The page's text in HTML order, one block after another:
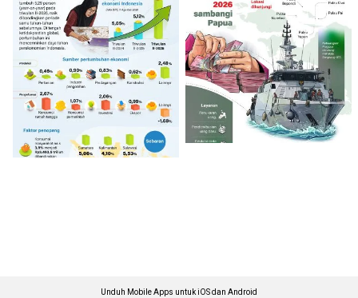
Unduh Mobile Apps untuk iOS dan Android